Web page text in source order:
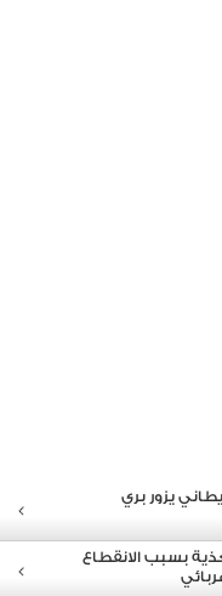
يزور بري
بسبب الانقطاع